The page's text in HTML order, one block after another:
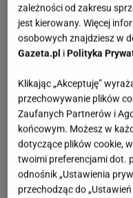
zależności od zakresu
jest kierowany. Więcej
osobowych znajdziesz w
Gazeta.pl iPolityka
Klikając „Akceptuję”
przechowywanie plików
Zaufanych Partnerów i
końcowym. Możesz w
dotyczące plików cookie,
twoimi preferencjami dot.
odnośnik „Ustawienia
przechodząc do